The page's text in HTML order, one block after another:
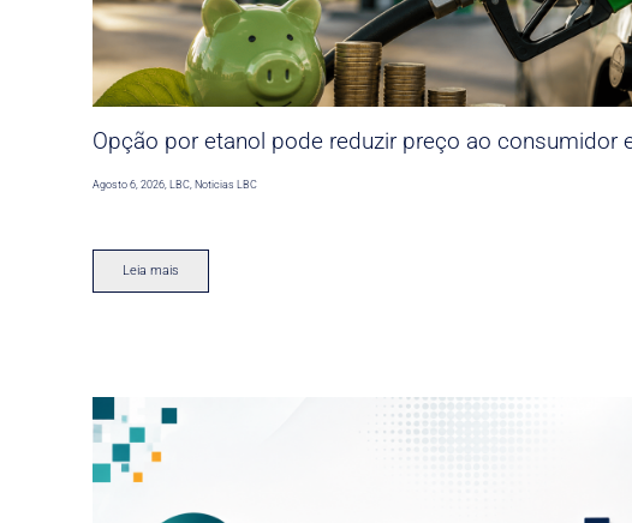
Opção por etanol pode reduzir preço ao consumidor
Agosto 6, 2026,LBC,Noticias LBC
Leia mais